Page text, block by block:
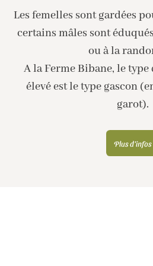
Les femelles sont gardées
certains mâles sont
ou à la
A la Ferme Bibane, le type
élevé est le type gascon
garot).
Plus d'infos